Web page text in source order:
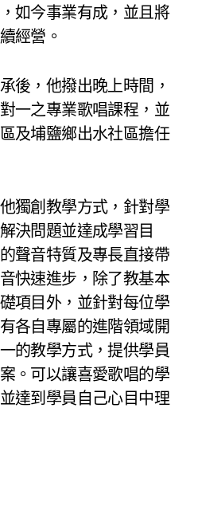
如今事業有成，並且將
經營。
後，他撥出晚上時間，
一之專業歌唱課程，並
及埔鹽鄉出水社區擔任
獨創教學方式，針對學
決問題並達成學習目
聲音特質及專長直接帶
快速進步，除了教基本
項目外，並針對每位學
各自專屬的進階領域開
的教學方式，提供學員
。可以讓喜愛歌唱的學
達到學員自己心目中理